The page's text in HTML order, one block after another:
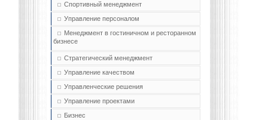
Спортивный менеджмент
Управление персоналом
Менеджмент в гостиничном и ресторанном
бизнесе
Стратегический менеджмент
Управление качеством
Управленческие решения
Управление проектами
Бизнес